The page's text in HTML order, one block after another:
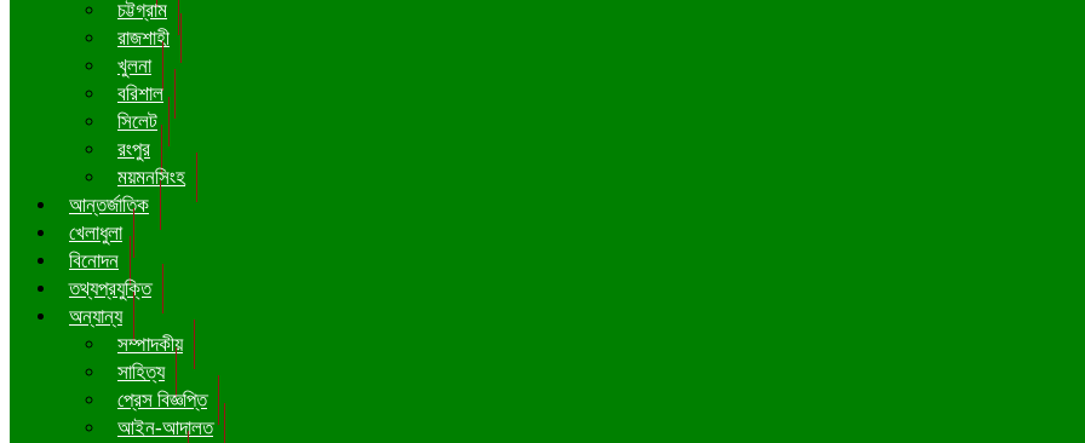
চট্টগ্রাম
রাজশাহী
খুলনা
বরিশাল
সিলেট
রংপুর
ময়মনসিংহ
আন্তর্জাতিক
খেলাধুলা
বিনোদন
তথ্যপ্রযুক্তি
অন্যান্য
সম্পাদকীয়
সাহিত্য
প্রেস বিজ্ঞপ্তি
আইন-আদালত